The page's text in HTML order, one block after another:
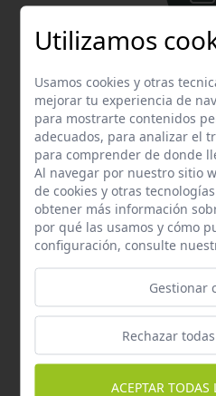
Contacta con
Contacta con nosotros a
587
Utilizamos
Usamos cookies y otras
mejorar tu experiencia de
para mostrarte contenidos
adecuados, para analizar el
para comprender de donde
Al navegar por nuestro sitio
de cookies y otras
obtener más información
por qué las usamos y cómo
configuración, consulte
Gestionar
Rechazar
ACEPTAR TODAS